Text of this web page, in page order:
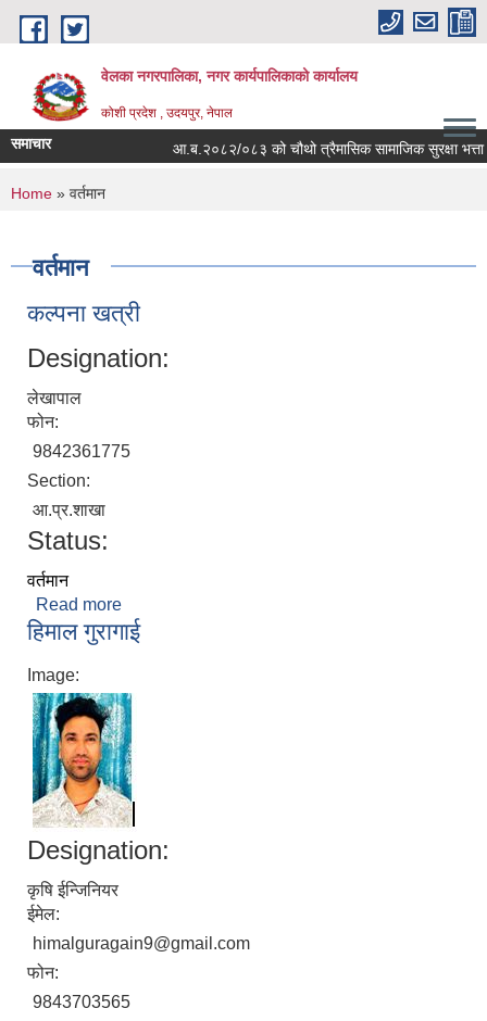
Skip to main content
वेलका नगरपालिका, नगर कार्यपालिकाको कार्यालय
कोशी प्रदेश , उदयपुर, नेपाल
समाचार आ.ब.२०८२/०८३ को चौथो त्रैमासिक सामाजिक सुरक्षा भत्ता
You are here
Home » वर्तमान
वर्तमान
कल्पना खत्री
Designation:
लेखापाल
फोन:
9842361775
Section:
आ.प्र.शाखा
Status:
वर्तमान
Read more
हिमाल गुरागाई
Image:
Designation:
कृषि ईन्जिनियर
ईमेल:
himalguragain9@gmail.com
फोन:
9843703565